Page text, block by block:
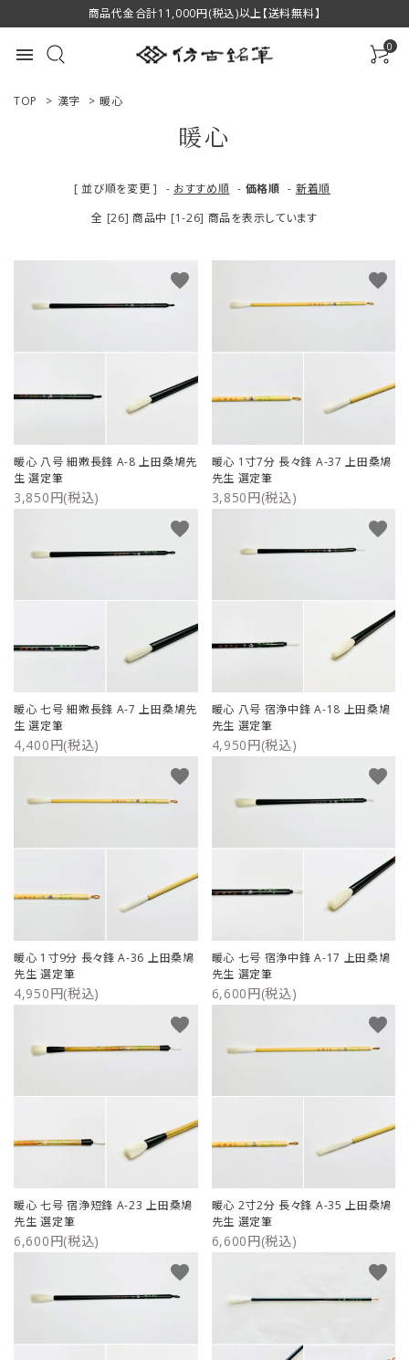
商品代金合計11,000円(税込)以上【送料無料】
menu 0
ACCOUNT MENU
プライバシーポリシー
TOP > 漢字 > 暖心
暖心
[ 並び順を変更 ] - おすすめ順 - 価格順 - 新着順
全 [26] 商品中 [1-26] 商品を表示しています
暖心 八号 細嫩長鋒 A-8 上田桑鳩先
生 選定筆
3,850円(税込)
favorite
暖心 1寸7分 長々鋒 A-37 上田桑鳩
先生 選定筆
3,850円(税込)
favorite
暖心 七号 細嫩長鋒 A-7 上田桑鳩先
生 選定筆
4,400円(税込)
favorite
暖心 八号 宿浄中鋒 A-18 上田桑鳩
先生 選定筆
4,950円(税込)
favorite
暖心 1寸9分 長々鋒 A-36 上田桑鳩
先生 選定筆
4,950円(税込)
favorite
暖心 七号 宿浄中鋒 A-17 上田桑鳩
先生 選定筆
6,600円(税込)
favorite
暖心 七号 宿浄短鋒 A-23 上田桑鳩
先生 選定筆
6,600円(税込)
favorite
暖心 2寸2分 長々鋒 A-35 上田桑鳩
先生 選定筆
6,600円(税込)
favorite
favorite favorite